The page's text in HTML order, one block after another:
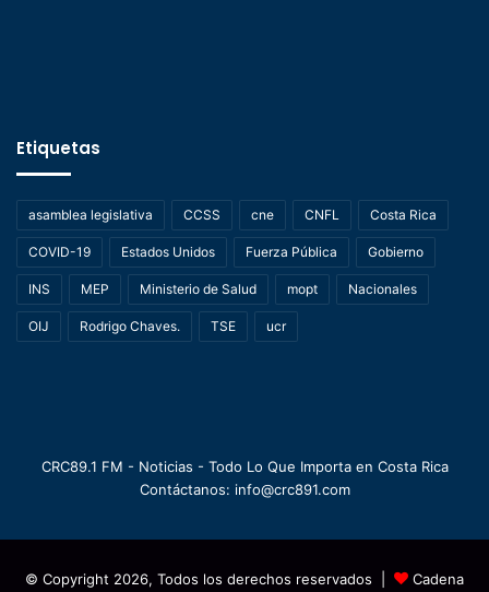
Etiquetas
asamblea legislativa CCSS cne CNFL Costa Rica
COVID-19 Estados Unidos Fuerza Pública Gobierno
INS MEP Ministerio de Salud mopt Nacionales
OIJ Rodrigo Chaves. TSE ucr
CRC89.1 FM - Noticias - Todo Lo Que Importa en Costa Rica
Contáctanos: info@crc891.com
© Copyright 2026, Todos los derechos reservados | Cadena